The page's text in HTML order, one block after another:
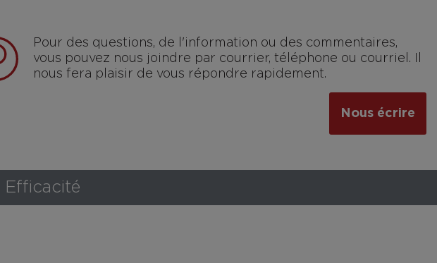
Pour des questions, de l'information ou des commentaires,
vous pouvez nous joindre par courrier, téléphone ou courriel. Il
nous fera plaisir de vous répondre rapidement.
Nous écrire
Efficacité